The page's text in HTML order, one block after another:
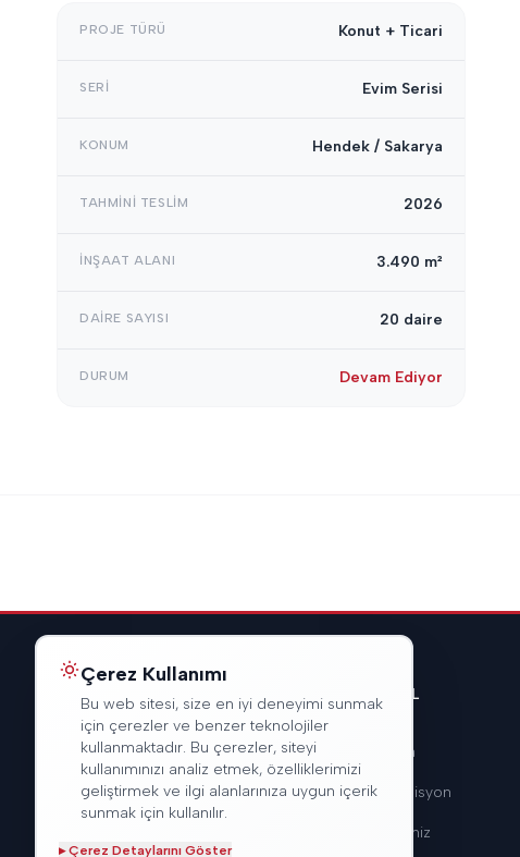
PROJE TÜRÜ Konut + Ticari
SERI Evim Serisi
KONUM Hendek / Sakarya
TAHMINI TESLIM 2026
İNŞAAT ALANI 3.490 m²
DAIRE SAYISI 20 daire
DURUM Devam Ediyor
KURUMSAL
Hakkımızda
Vizyon & Misyon
Hizmetlerimiz
Çerez Kullanımı
Bu web sitesi, size en iyi deneyimi sunmak
için çerezler ve benzer teknolojiler
kullanmaktadır. Bu çerezler, siteyi
kullanımınızı analiz etmek, özelliklerimizi
geliştirmek ve ilgi alanlarınıza uygun içerik
sunmak için kullanılır.
▸Çerez Detaylarını Göster